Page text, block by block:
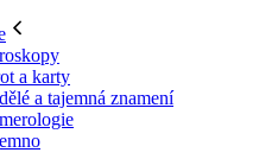
a karty
a tajemná znamení